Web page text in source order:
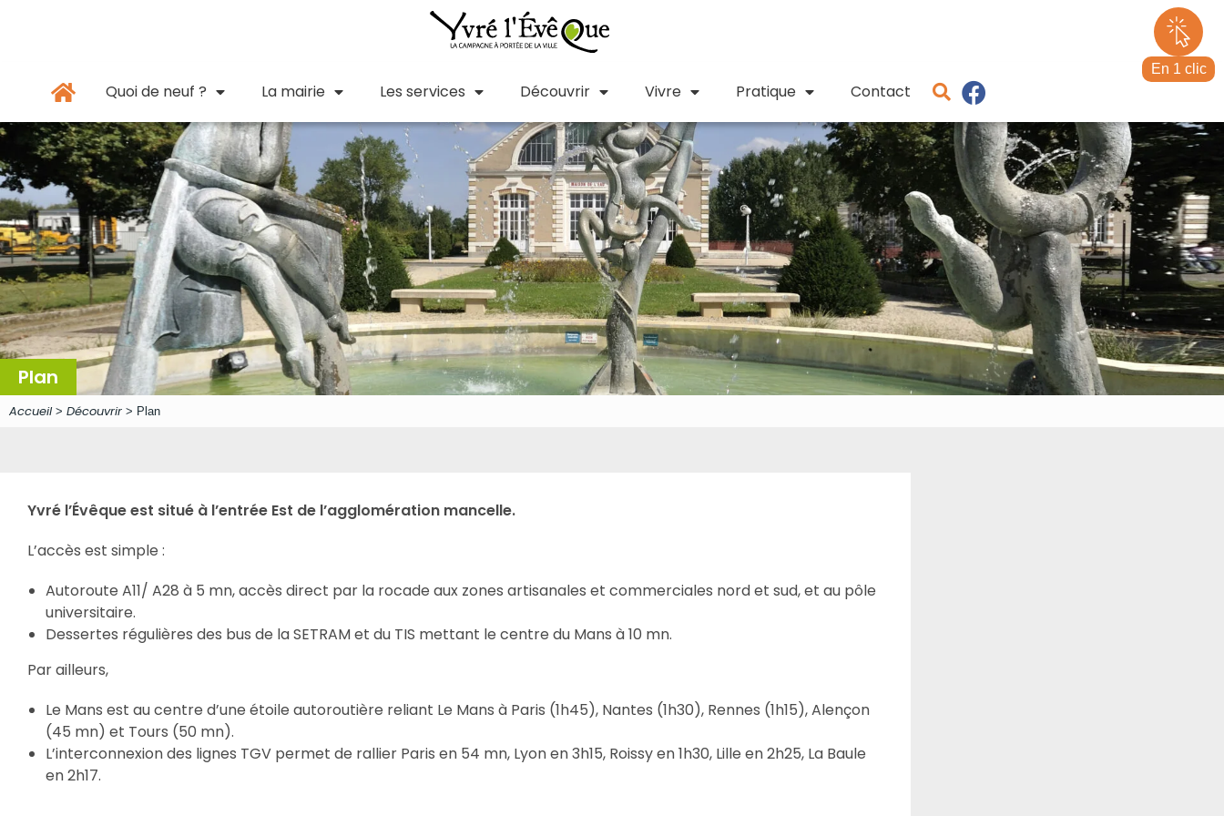
En 1 clic
Quoi de neuf ? La mairie Les services Découvrir Vivre Pratique Contact
Plan
Accueil> Découvrir > Plan
Yvré l’Évêque est situé à l’entrée Est de l’agglomération mancelle.
L’accès est simple :
Autoroute A11/ A28 à 5 mn, accès direct par la rocade aux zones artisanales et commerciales nord et sud, et au pôle
universitaire.
Dessertes régulières des bus de la SETRAM et du TIS mettant le centre du Mans à 10 mn.
Par ailleurs,
Le Mans est au centre d’une étoile autoroutière reliant Le Mans à Paris (1h45), Nantes (1h30), Rennes (1h15), Alençon
(45 mn) et Tours (50 mn).
L’interconnexion des lignes TGV permet de rallier Paris en 54 mn, Lyon en 3h15, Roissy en 1h30, Lille en 2h25, La Baule
en 2h17.